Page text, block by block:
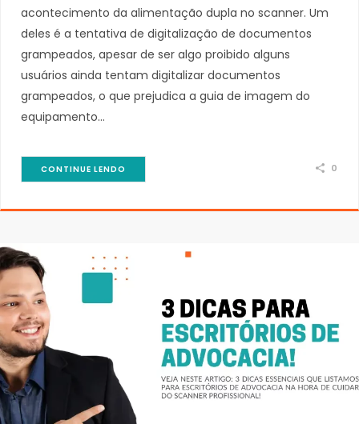
acontecimento da alimentação dupla no scanner. Um
deles é a tentativa de digitalização de documentos
grampeados, apesar de ser algo proibido alguns
usuários ainda tentam digitalizar documentos
grampeados, o que prejudica a guia de imagem do
equipamento…
CONTINUE LENDO 0